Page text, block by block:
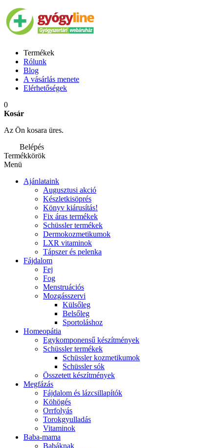
Termékek
Rólunk
Blog
A vásárlás menete
Elérhetőségek
0
Kosár
Az Ön kosara üres.
Belépés
Termékkörök
Menü
Ajánlataink
Augusztusi akció
Készletkisöprés
Könyv kiárusítás!
Fix áras termékek
Schüssler termékek
Dermokozmetikumok
LXR vitaminok
Tápszer és pelenka
Fájdalom
Fej
Fog
Menstruációs
Mozgásszervi
Külsőleg
Belsőleg
Sportoláshoz
Homeopátia
Egykomponensű készítmények
Schüssler termékek
Schüssler kozmetikumok
Schüssler sók
Összetett készítmények
Megfázás
Fájdalom és lázcsillapítók
Köhögés
Orrfolyás
Torokgyulladás
Vitaminok
Baba-mama
Babáknak